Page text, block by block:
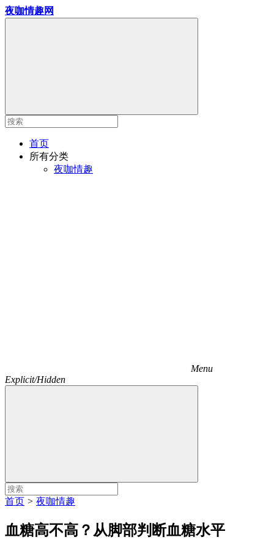
夜咖情趣网
首页
所有分类
夜咖情趣
Menu
Explicit/Hidden
首页 > 夜咖情趣
血糖高不高？从脚部判断血糖水平